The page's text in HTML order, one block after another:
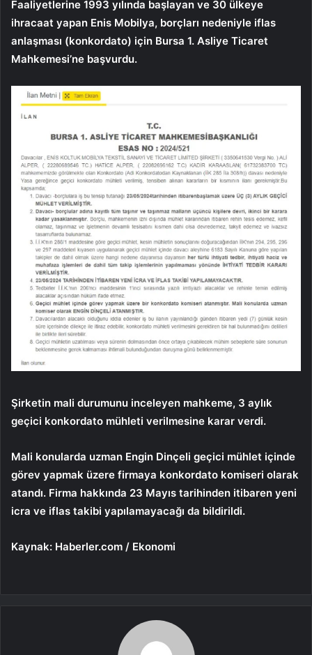
Faaliyetlerine 1993 yılında başlayan ve 30 ülkeye
ihracaat yapan Enis Mobilya, borçları nedeniyle iflas
anlaşması (konkordato) için Bursa 1. Asliye Ticaret
Mahkemesi’ne başvurdu.
Şirketin mali durumunu inceleyen mahkeme, 3 aylık
geçici konkordato mühleti verilmesine karar verdi.
Mali konularda uzman Engin Dinçeli geçici mühlet içinde
görev yapmak üzere firmaya konkordato komiseri olarak
atandı. Firma hakkında 23 Mayıs tarihinden itibaren yeni
icra ve iflas takibi yapılamayacağı da bildirildi.
Kaynak: Haberler.com / Ekonomi